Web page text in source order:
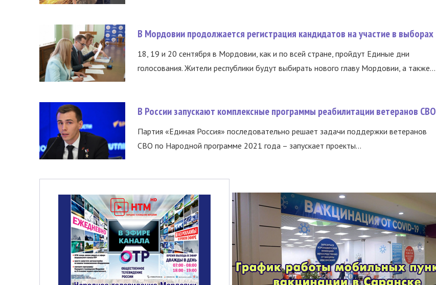
В Мордовии продолжается регистрация кандидатов на участие в выборах
18, 19 и 20 сентября в Мордовии, как и по всей стране, пройдут Единые дни
голосования. Жители республики будут выбирать нового главу Мордовии, а также...
В России запускают комплексные программы реабилитации ветеранов СВО
Партия «Единая Россия» последовательно решает задачи поддержки ветеранов
СВО по Народной программе 2021 года – запускает проекты...